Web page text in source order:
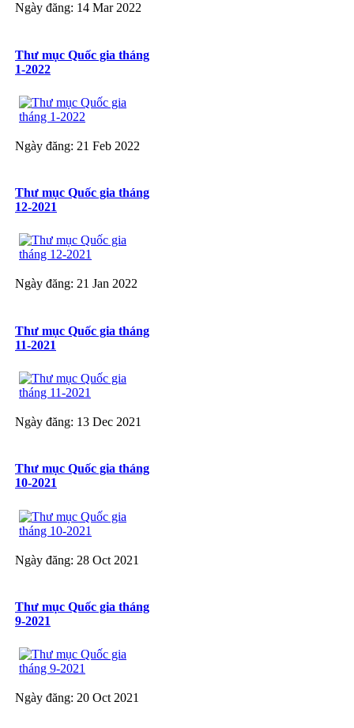
Ngày đăng: 14 Mar 2022
Thư mục Quốc gia tháng
1-2022
Ngày đăng: 21 Feb 2022
Thư mục Quốc gia tháng
12-2021
Ngày đăng: 21 Jan 2022
Thư mục Quốc gia tháng
11-2021
Ngày đăng: 13 Dec 2021
Thư mục Quốc gia tháng
10-2021
Ngày đăng: 28 Oct 2021
Thư mục Quốc gia tháng
9-2021
Ngày đăng: 20 Oct 2021